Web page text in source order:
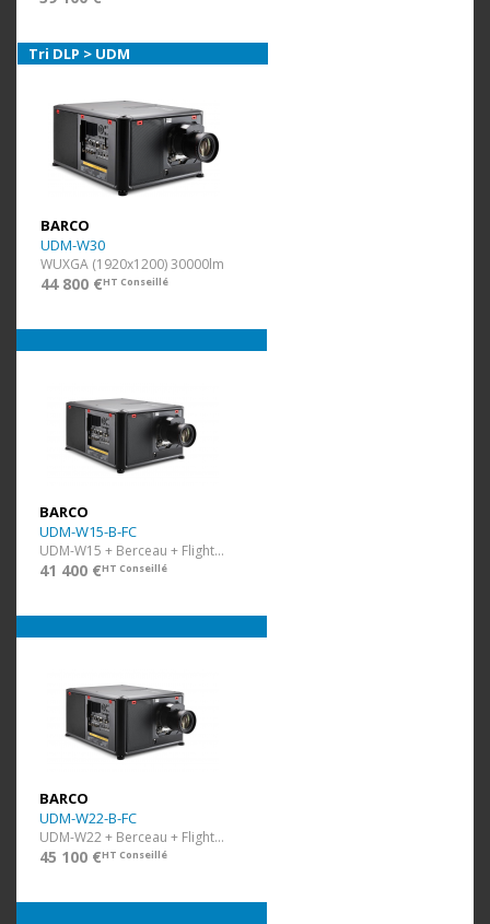
Tri DLP > UDM
BARCO
UDM-W30
WUXGA (1920x1200) 30000lm
44 800 €HT Conseillé
BARCO
UDM-W15-B-FC
UDM-W15 + Berceau + Flight Case
41 400 €HT Conseillé
BARCO
UDM-W22-B-FC
UDM-W22 + Berceau + Flight Case
45 100 €HT Conseillé